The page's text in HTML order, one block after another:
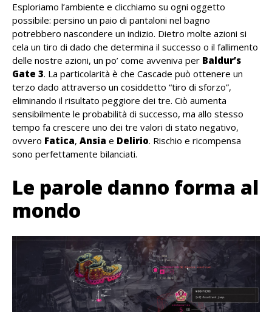
Esploriamo l’ambiente e clicchiamo su ogni oggetto
possibile: persino un paio di pantaloni nel bagno
potrebbero nascondere un indizio. Dietro molte azioni si
cela un tiro di dado che determina il successo o il fallimento
delle nostre azioni, un po’ come avveniva per Baldur’s
Gate 3. La particolarità è che Cascade può ottenere un
terzo dado attraverso un cosiddetto “tiro di sforzo”,
eliminando il risultato peggiore dei tre. Ciò aumenta
sensibilmente le probabilità di successo, ma allo stesso
tempo fa crescere uno dei tre valori di stato negativo,
ovvero Fatica, Ansia e Delirio. Rischio e ricompensa
sono perfettamente bilanciati.
Le parole danno forma al
mondo